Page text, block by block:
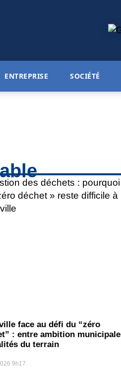
ENTREPRISE SOCIÉTÉ
face au défi du “zéro
: entre ambition municipale
du terrain
9h17